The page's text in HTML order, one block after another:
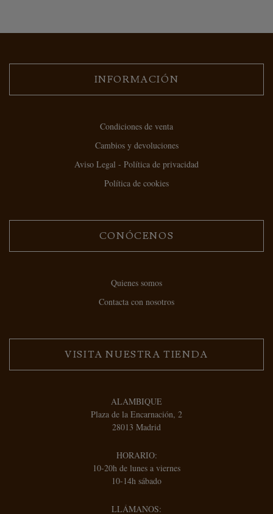
INFORMACIÓN
Condiciones de venta
Cambios y devoluciones
Aviso Legal - Política de privacidad
Política de cookies
CONÓCENOS
Quienes somos
Contacta con nosotros
VISITA NUESTRA TIENDA
ALAMBIQUE
Plaza de la Encarnación, 2
28013 Madrid
HORARIO:
10-20h de lunes a viernes
10-14h sábado
LLÁMANOS: